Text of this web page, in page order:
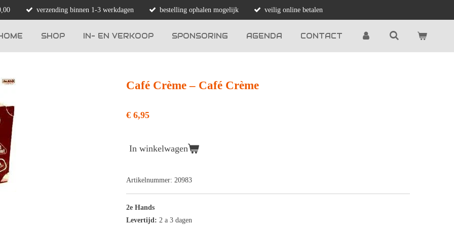
verzending binnen 1-3 werkdagen bestelling ophalen mogelijk veilig online betalen
SHOP IN- EN VERKOOP SPONSORING AGENDA CONTACT
Café Crème ‎– Café Crème
€ 6,95
In winkelwagen
Artikelnummer: 20983
2e Hands
Levertijd: 2 a 3 dagen